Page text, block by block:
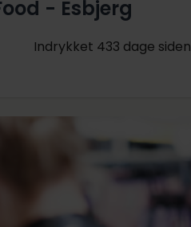
- Esbjerg
Indrykket 433 dage siden